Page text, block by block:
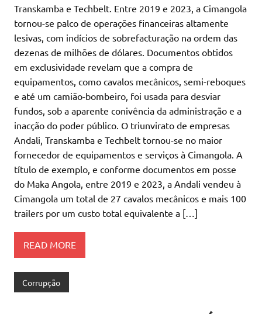
Transkamba e Techbelt. Entre 2019 e 2023, a Cimangola
tornou-se palco de operações financeiras altamente
lesivas, com indícios de sobrefacturação na ordem das
dezenas de milhões de dólares. Documentos obtidos
em exclusividade revelam que a compra de
equipamentos, como cavalos mecânicos, semi-reboques
e até um camião-bombeiro, foi usada para desviar
fundos, sob a aparente conivência da administração e a
inacção do poder público. O triunvirato de empresas
Andali, Transkamba e Techbelt tornou-se no maior
fornecedor de equipamentos e serviços à Cimangola. A
título de exemplo, e conforme documentos em posse
do Maka Angola, entre 2019 e 2023, a Andali vendeu à
Cimangola um total de 27 cavalos mecânicos e mais 100
trailers por um custo total equivalente a […]
READ MORE
Corrupção